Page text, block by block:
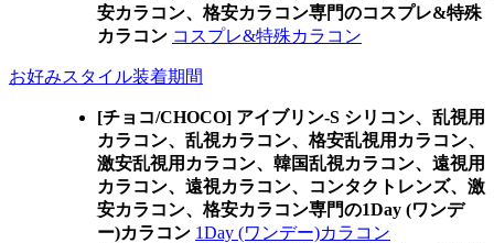
安カラコン、格安カラコン専門のコスプレ&特殊
カラコン コスプレ&特殊カラコン
お好みスタイル装着期間
[チョコ/CHOCO] アイブリン-S シリコン、乱視用
カラコン、乱視カラコン、格安乱視用カラコン、
激安乱視用カラコン、韓国乱視カラコン、遠視用
カラコン、遠視カラコン、コンタクトレンズ、激
安カラコン、格安カラコン専門の1Day (ワンデ
ー)カラコン 1Day (ワンデー)カラコン